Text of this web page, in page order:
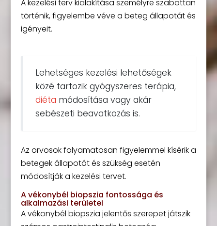
A kezelési terv kialakítása személyre szabottan
történik, figyelembe véve a beteg állapotát és
igényeit.
Lehetséges kezelési lehetőségek
közé tartozik gyógyszeres terápia,
diéta módosítása vagy akár
sebészeti beavatkozás is.
Az orvosok folyamatosan figyelemmel kísérik a
betegek állapotát és szükség esetén
módosítják a kezelési tervet.
A vékonybél biopszia fontossága és
alkalmazási területei
A vékonybél biopszia jelentős szerepet játszik